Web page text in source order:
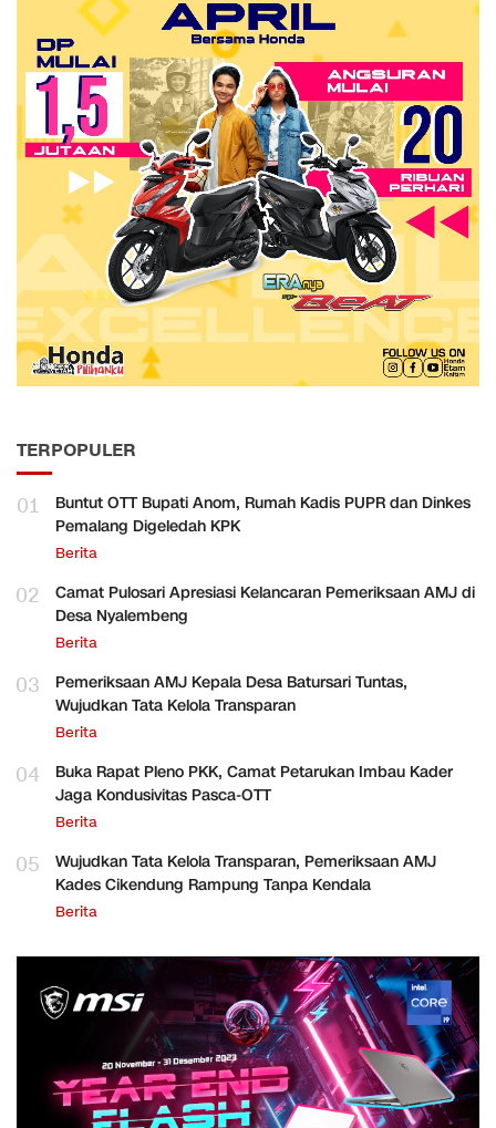
TERPOPULER
01
Buntut OTT Bupati Anom, Rumah Kadis PUPR dan Dinkes
Pemalang Digeledah KPK
Berita
02
Camat Pulosari Apresiasi Kelancaran Pemeriksaan AMJ di
Desa Nyalembeng
Berita
03
Pemeriksaan AMJ Kepala Desa Batursari Tuntas,
Wujudkan Tata Kelola Transparan
Berita
04
Buka Rapat Pleno PKK, Camat Petarukan Imbau Kader
Jaga Kondusivitas Pasca-OTT
Berita
05
Wujudkan Tata Kelola Transparan, Pemeriksaan AMJ
Kades Cikendung Rampung Tanpa Kendala
Berita